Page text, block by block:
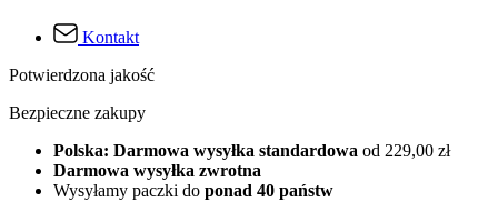
Kontakt
Potwierdzona jakość
Bezpieczne zakupy
Polska: Darmowa wysyłka standardowa od 229,00 zł
Darmowa wysyłka zwrotna
Wysyłamy paczki do ponad 40 państw